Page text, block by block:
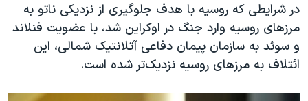
در شرایطی که روسیه با هدف جلوگیری از نزدیکی ناتو به
مرزهای روسیه وارد جنگ در اوکراین شد، با عضویت فنلاند
و سوئد به سازمان پیمان دفاعی آتلانتیک شمالی، این
ائتلاف به مرزهای روسیه نزدیک‌تر شده است.